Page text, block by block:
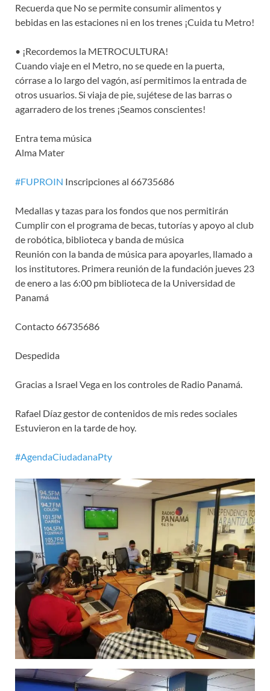
Recuerda que No se permite consumir alimentos y
bebidas en las estaciones ni en los trenes ¡Cuida tu Metro!
• ¡Recordemos la METROCULTURA!
Cuando viaje en el Metro, no se quede en la puerta,
córrase a lo largo del vagón, así permitimos la entrada de
otros usuarios. Si viaja de pie, sujétese de las barras o
agarradero de los trenes ¡Seamos conscientes!
Entra tema música
Alma Mater
#FUPROIN Inscripciones al 66735686
Medallas y tazas para los fondos que nos permitirán
Cumplir con el programa de becas, tutorías y apoyo al club
de robótica, biblioteca y banda de música
Reunión con la banda de música para apoyarles, llamado a
los institutores. Primera reunión de la fundación jueves 23
de enero a las 6:00 pm biblioteca de la Universidad de
Panamá
Contacto 66735686
Despedida
Gracias a Israel Vega en los controles de Radio Panamá.
Rafael Díaz gestor de contenidos de mis redes sociales
Estuvieron en la tarde de hoy.
#AgendaCiudadanaPty